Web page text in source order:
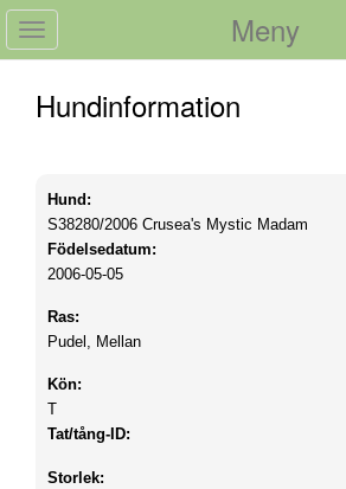
Meny
Toggle
navigation
Hundinformation
Hund:
S38280/2006 Crusea's Mystic Madam
Födelsedatum:
2006-05-05
Ras:
Pudel, Mellan
Kön:
T
Tat/tång-ID:
Storlek: